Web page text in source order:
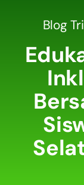
Blog